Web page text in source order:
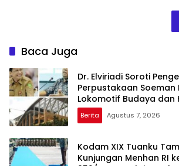
Baca Juga
Dr. Elviriadi Soroti
Perpustakaan Soeman
Lokomotif Budaya dan
Candradimuka
Berita Agustus 7, 2026
Kodam XIX Tuanku
Kunjungan Menhan RI